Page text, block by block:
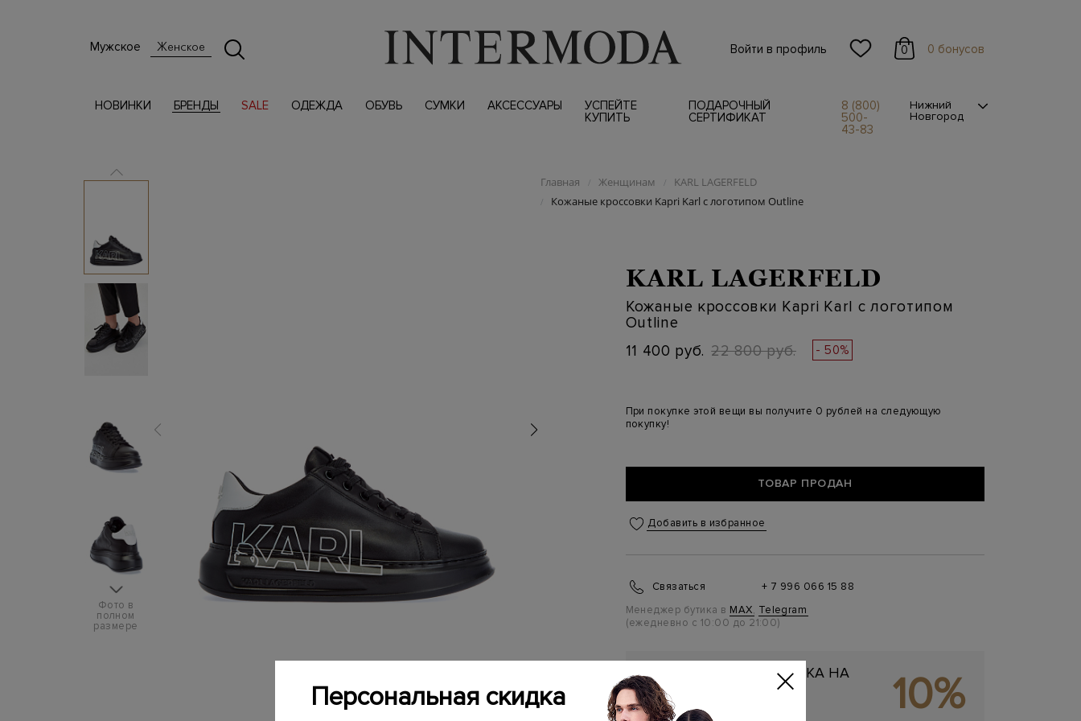
Мужское Женское Войти в профиль 0 0 бонусов
НОВИНКИ БРЕНДЫ SALE ОДЕЖДА ОБУВЬ СУМКИ АКСЕССУАРЫ
УСПЕЙТЕ
КУПИТЬ
ПОДАРОЧНЫЙ
СЕРТИФИКАТ
8 (800)
500-
43-83
Нижний
Новгород
Фото в
полном
размере
Главная / Женщинам / KARL LAGERFELD
/ Кожаные кроссовки Kapri Karl с логотипом Outline
KARL LAGERFELD
Кожаные кроссовки Kapri Karl с логотипом
Outline
11 400 руб. 22 800 руб. - 50%
При покупке этой вещи вы получите 0 рублей на следующую
покупку!
ТОВАР ПРОДАН
Добавить в избранное
Связаться
+ 7 996 066 15 88
Менеджер бутика в MAX, Telegram
(ежедневно с 10:00 до 21:00)
ПЕРСОНАЛЬНАЯ СКИДКА НА
ПЕРВУЮ ПОКУПКУ
Подробнее 10%
Персональная скидка